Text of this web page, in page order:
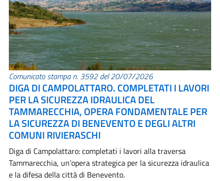
Comunicato stampa n. 3592 del 20/07/2026
DIGA DI CAMPOLATTARO. COMPLETATI I LAVORI
PER LA SICUREZZA IDRAULICA DEL
TAMMARECCHIA, OPERA FONDAMENTALE PER
LA SICUREZZA DI BENEVENTO E DEGLI ALTRI
COMUNI RIVIERASCHI
Diga di Campolattaro: completati i lavori alla traversa
Tammarecchia, un’opera strategica per la sicurezza idraulica
e la difesa della città di Benevento.